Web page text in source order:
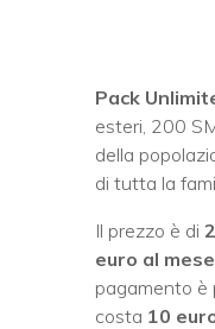
Pack
esteri, 200
della
di tutta la
Il prezzo è di
euro al mese
pagamento è
costa 10